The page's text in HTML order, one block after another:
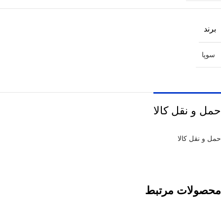
برند
سوپا
حمل و نقل کالا
حمل و نقل کالا
محصولات مرتبط